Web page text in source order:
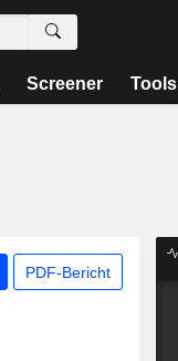
Screener Tools
PDF-Bericht